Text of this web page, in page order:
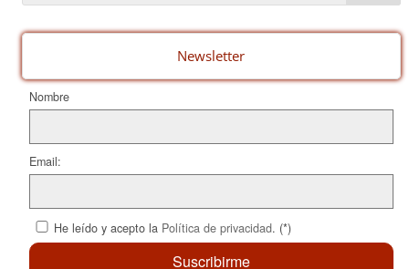
o
k
te
ix
Newsletter
Nombre
Email:
He leído y acepto la Política de privacidad. (*)